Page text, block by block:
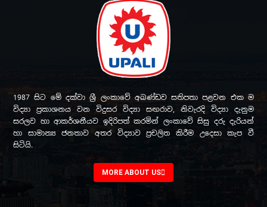
1987 සිට මේ දක්වා ශ්‍රී ලංකාවේ අඛණ්ඩව සතිපතා පළවන එක ම
විද්‍යා ප්‍රකාශනය වන විදුසර විද්‍යා සඟරාව, නිවැරදි විද්‍යා දැනුම
සරලව හා ආකර්ශනීයව ඉදිරිපත් කරමින් ලංකාවේ සිසු දරු දැරියන්
හා සාමාන්‍ය ජනතාව අතර විද්‍යාව ප්‍රචලිත කිරීම උදෙසා කැප වී
සිටියි.
MORE ABOUT US